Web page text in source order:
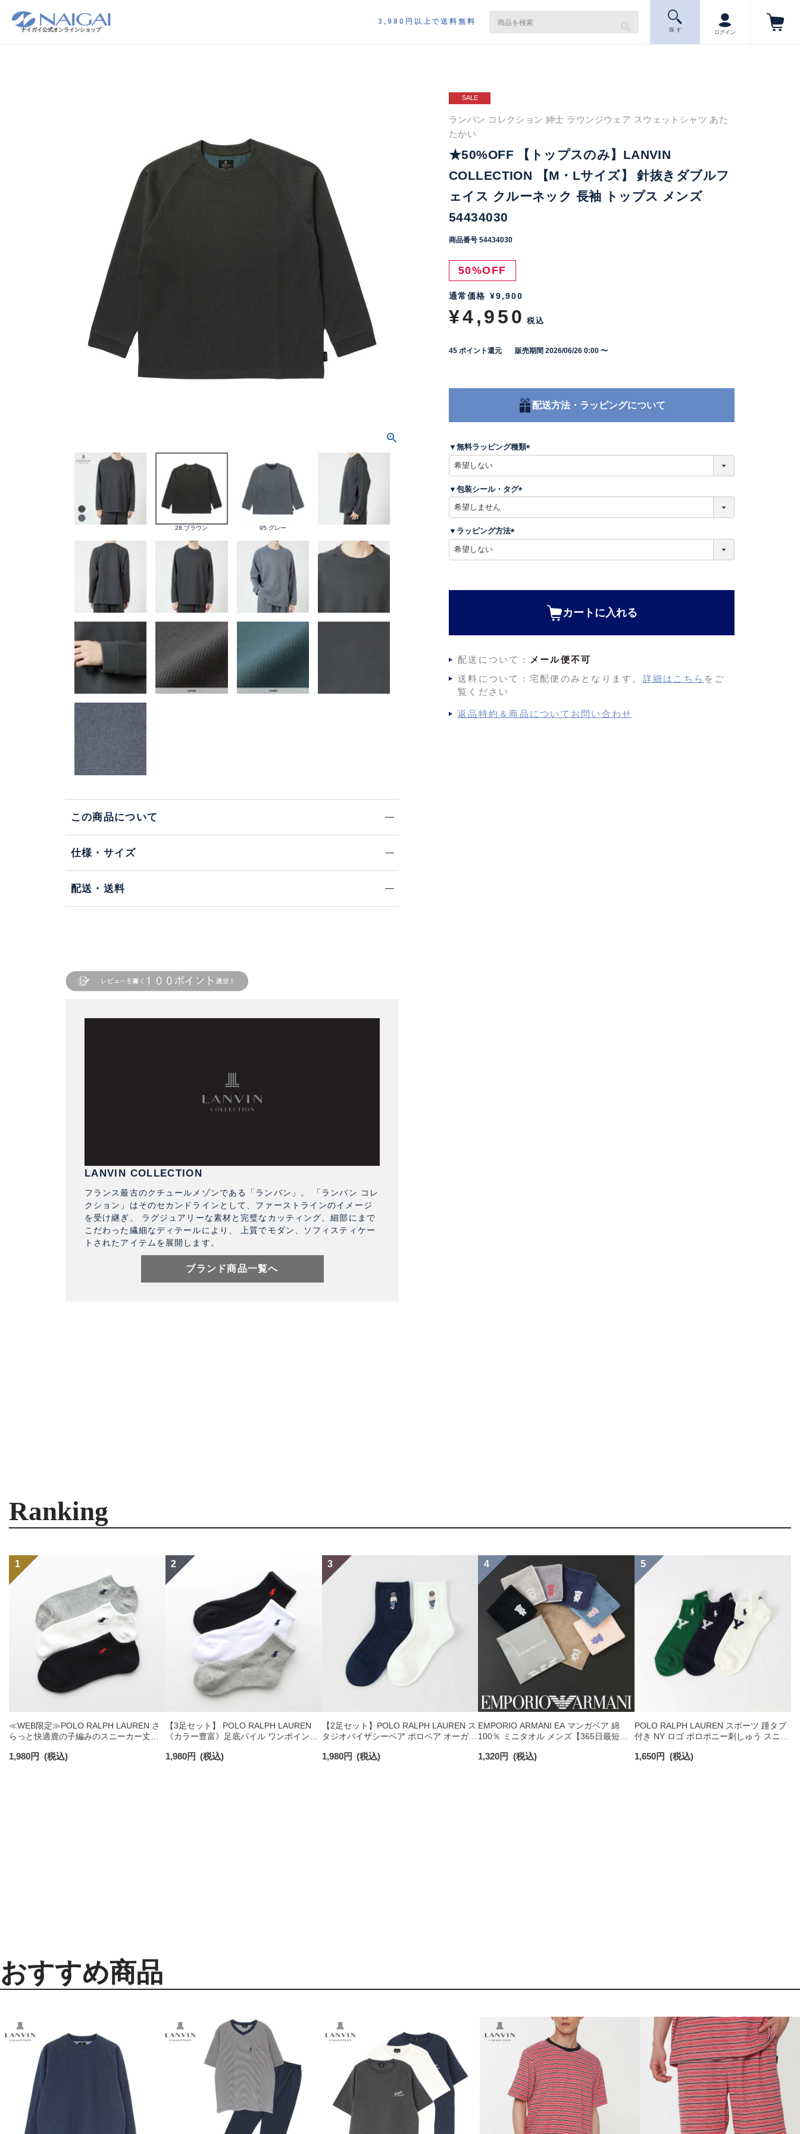
ナイガイ公式オンラインショップ
3,980円以上で送料無料
探 す ログイン
28.ブラウン 95.グレー
この商品について
仕様・サイズ
配送・送料
LANVIN COLLECTION
フランス最古のクチュールメゾンである「ランバン」。 「ランバン コレ
クション」はそのセカンドラインとして、ファーストラインのイメージ
を受け継ぎ、 ラグジュアリーな素材と完璧なカッティング、細部にまで
こだわった繊細なディテールにより、 上質でモダン、ソフィスティケー
トされたアイテムを展開します。
ブランド商品一覧へ
SALE
ランバン コレクション 紳士 ラウンジウェア スウェットシャツ あた
たかい
★50%OFF 【トップスのみ】LANVIN
COLLECTION 【M・Lサイズ】 針抜きダブルフ
ェイス クルーネック 長袖 トップス メンズ
54434030
商品番号 54434030
50%OFF
通常価格 ¥9,900
¥4,950 税込
45 ポイント還元 販売期間 2026/06/26 0:00 〜
配送方法・ラッピングについて
▼無料ラッピング種類
)
▼包装シール・タグ
)
▼ラッピング方法
カートに入れる
配送について：
メール便不可
送料について：宅配便のみとなります。 詳細はこちら をご
覧ください
返品特約＆商品についてお問い合わせ
Ranking
≪WEB限定≫POLO RALPH LAUREN さ
らっと快適鹿の子編みのスニーカー丈ソ
ズ レディース 92022800
1,980円 (税込)
【3足セット】 POLO RALPH LAUREN
《カラー豊富》足底パイル ワンポイント
ンズ 92009604
1,980円 (税込)
【2足セット】POLO RALPH LAUREN ス
タジオバイザシーベア ポロベア オーガニ
ンズ レディース 92009650
1,980円 (税込)
EMPORIO ARMANI EA マンガベア 綿
100％ ミニタオル メンズ【365日最短翌
1,320円 (税込)
POLO RALPH LAUREN スポーツ 踵タブ
付き NY ロゴ ポロポニー刺しゅう スニー
ソックス 02022328
1,650円 (税込)
おすすめ商品